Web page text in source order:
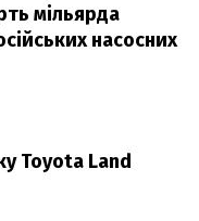
мільярда
насосних
Toyota Land